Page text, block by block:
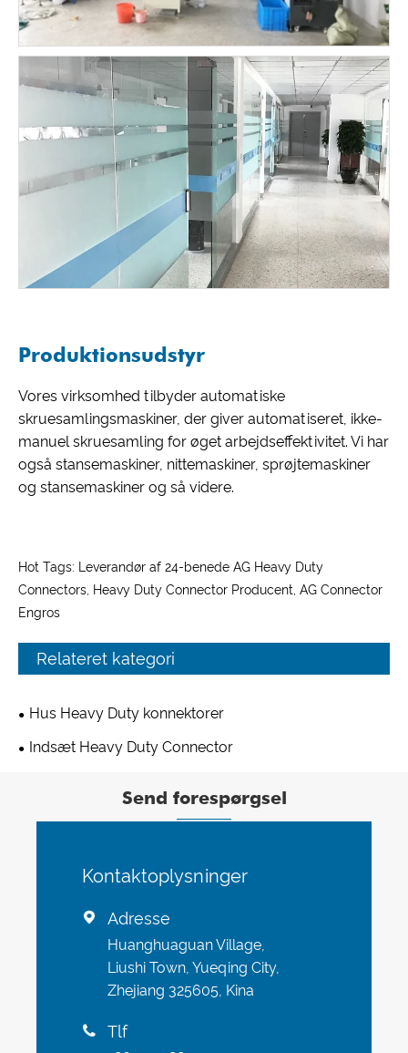
Produktionsudstyr
Vores virksomhed tilbyder automatiske
skruesamlingsmaskiner, der giver automatiseret, ikke-
manuel skruesamling for øget arbejdseffektivitet. Vi har
også stansemaskiner, nittemaskiner, sprøjtemaskiner
og stansemaskiner og så videre.
Hot Tags: Leverandør af 24-benede AG Heavy Duty
Connectors, Heavy Duty Connector Producent, AG Connector
Engros
Relateret kategori
Hus Heavy Duty konnektorer
Indsæt Heavy Duty Connector
Send forespørgsel
Kontaktoplysninger
 Adresse
Huanghuaguan Village,
Liushi Town, Yueqing City,
Zhejiang 325605, Kina
 Tlf